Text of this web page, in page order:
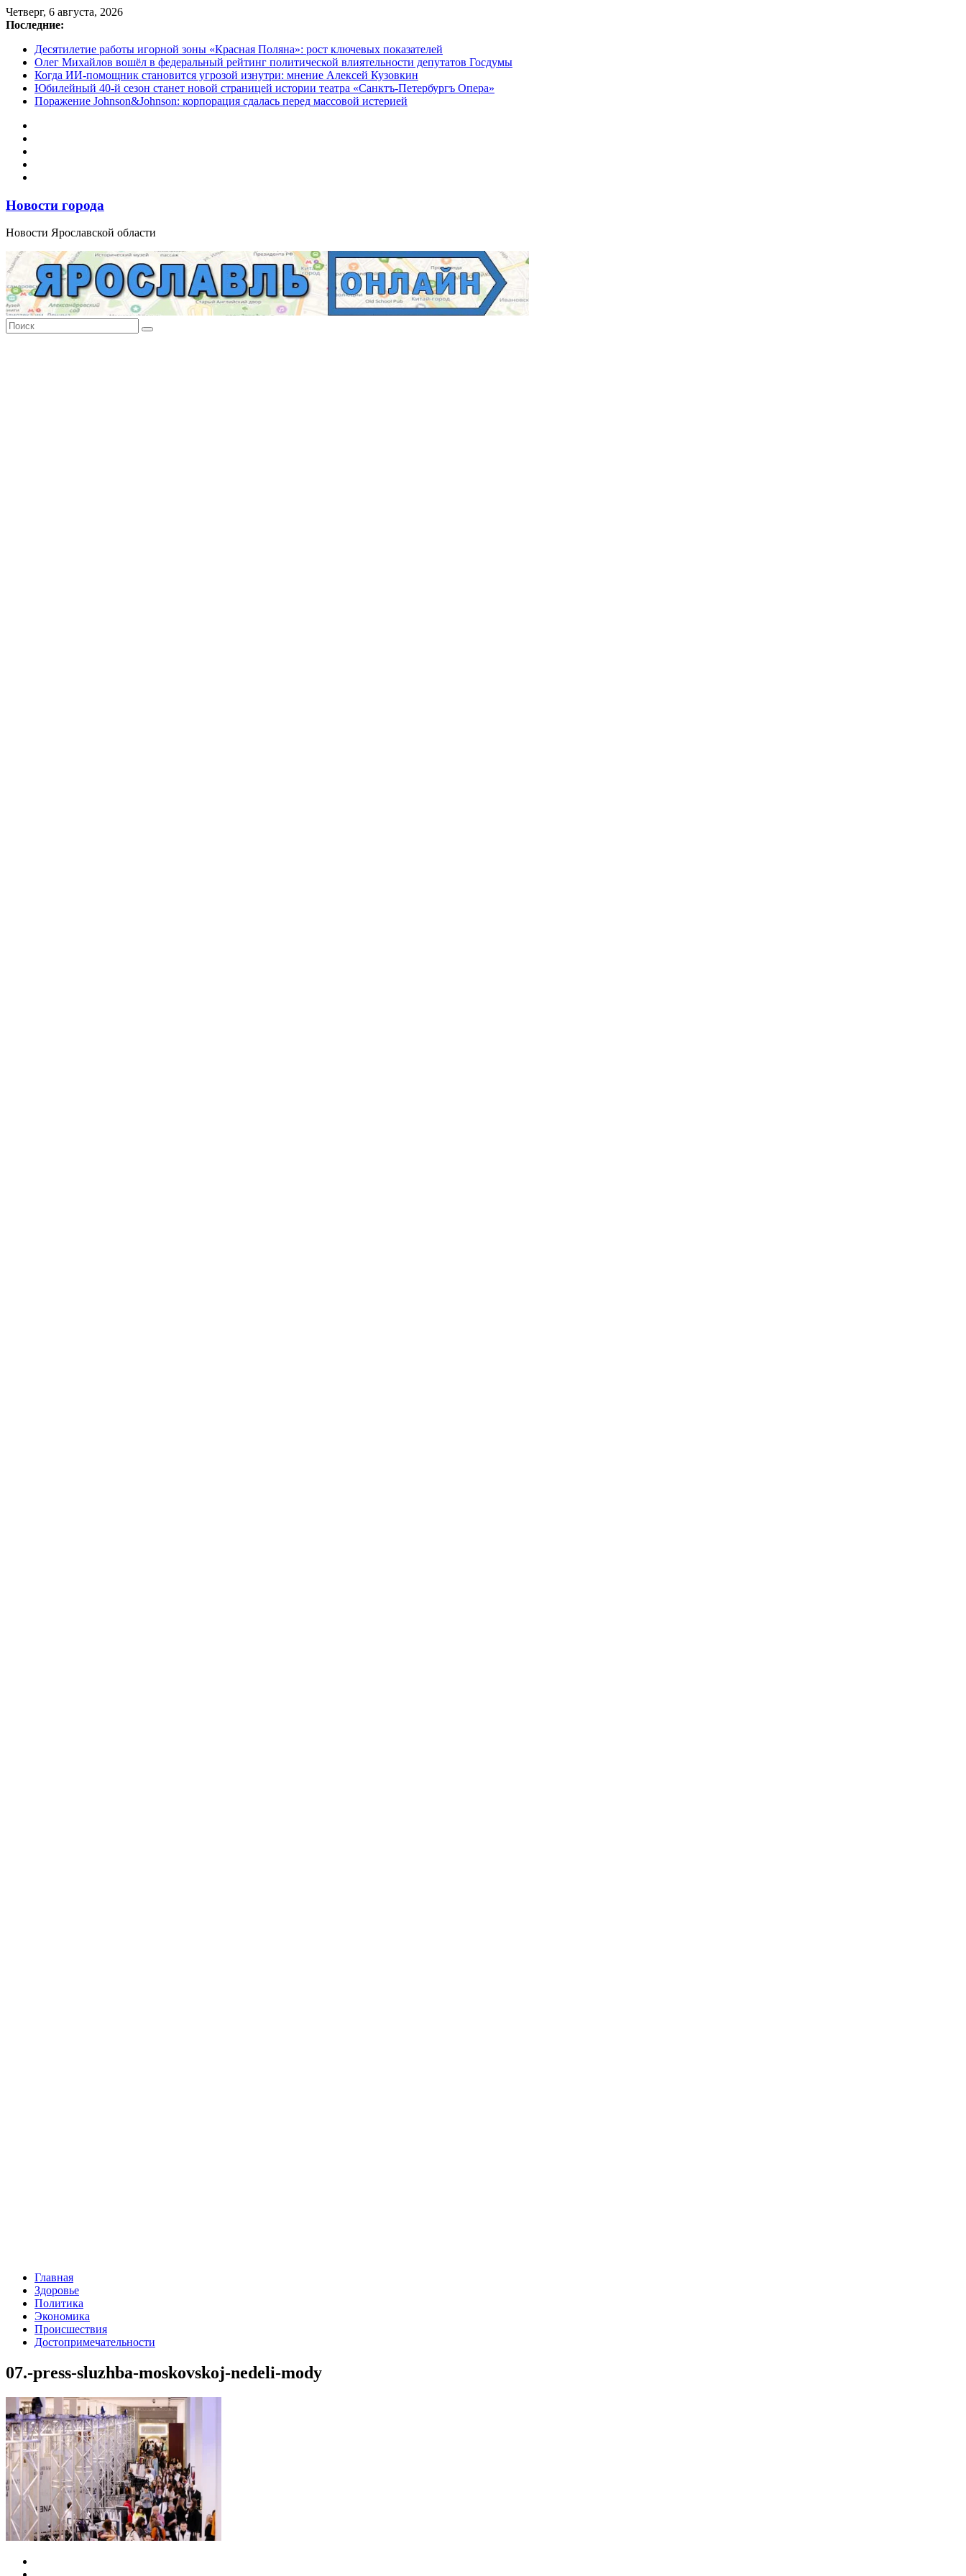
Перейти
к
Четверг, 6 августа, 2026
Последние:
Десятилетие работы игорной зоны «Красная Поляна»: рост ключевых показателей
Олег Михайлов вошёл в федеральный рейтинг политической влиятельности депутатов Госдумы
Когда ИИ-помощник становится угрозой изнутри: мнение Алексей Кузовкин
Юбилейный 40-й сезон станет новой страницей истории театра «Санктъ-Петербургъ Опера»
Поражение Johnson&Johnson: корпорация сдалась перед массовой истерией
Новости города
Новости Ярославской области
Главная
Здоровье
Политика
Экономика
Происшествия
Достопримечательности
07.-press-sluzhba-moskovskoj-nedeli-mody